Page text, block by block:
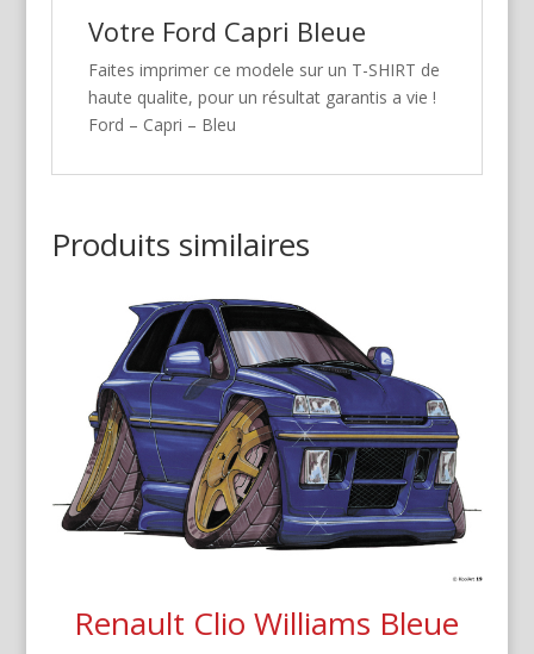
Votre Ford Capri Bleue
Faites imprimer ce modele sur un T-SHIRT de
haute qualite, pour un résultat garantis a vie !
Ford – Capri – Bleu
Produits similaires
Renault Clio Williams Bleue